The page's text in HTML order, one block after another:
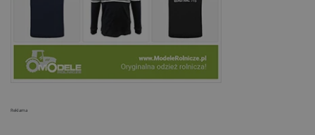
Reklama